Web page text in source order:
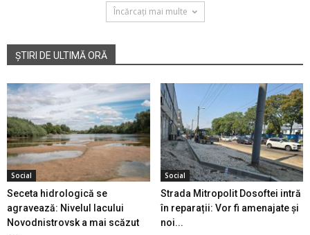
Încărcați mai multe
ȘTIRI DE ULTIMĂ ORĂ
Social
Seceta hidrologică se
agravează: Nivelul lacului
Novodnistrovsk a mai scăzut
Social
Strada Mitropolit Dosoftei intră
în reparații: Vor fi amenajate și
noi...